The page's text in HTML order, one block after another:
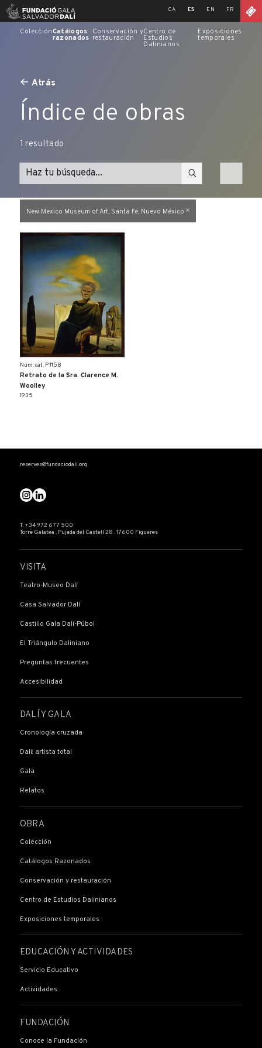
Skip
CA ES EN FR
ColecciónCatálogos
razonados
Conservación y
restauración
Centro de
Estudios
Dalinianos
Exposiciones
temporales
Atrás
Índice de obras
1 resultado
New Mexico Museum of Art, Santa Fe, Nuevo México
Núm. cat. P 1158
Retrato de la Sra. Clarence M.
Woolley
1935
reserves@fundaciodali.org
T. +34 972 677 500
Torre Galatea . Pujada del Castell 28 . 17600 Figueres
VISITA
Teatro-Museo Dalí
Casa Salvador Dalí
Castillo Gala Dalí-Púbol
El Triángulo Daliniano
Preguntas frecuentes
Accesibilidad
DALÍ Y GALA
Cronología cruzada
Dalí: artista total
Gala
Relatos
OBRA
Colección
Catálogos Razonados
Conservación y restauración
Centro de Estudios Dalinianos
Exposiciones temporales
EDUCACIÓN Y ACTIVIDADES
Servicio Educativo
Actividades
FUNDACIÓN
Conoce la Fundación